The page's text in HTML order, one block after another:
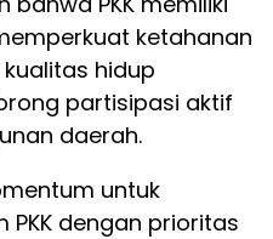
ketahanan
hidup
partisipasi aktif
daerah.
untuk
dengan prioritas